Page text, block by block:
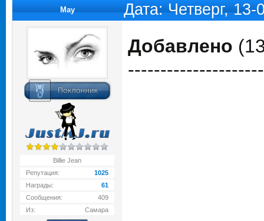
May Дата: Четверг,
Billie Jean
Репутация:
1025
Награды:
61
Сообщения:
409
Из:
Самара
Добавлено